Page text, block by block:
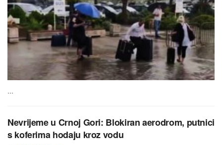
...
Nevrijeme u Crnoj Gori: Blokiran aerodrom, putnici
s koferima hodaju kroz vodu